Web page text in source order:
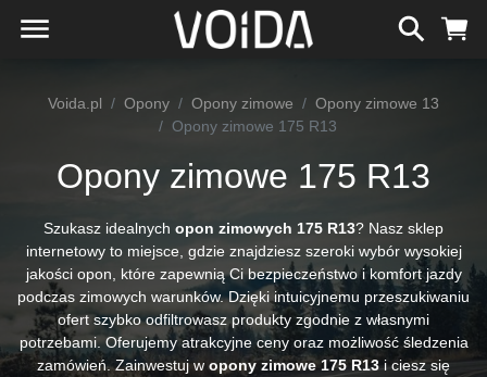
Voida.pl Opony Opony zimowe
Opony zimowe 13
Opony zimowe 175 R13
Opony zimowe 175 R13
Szukasz idealnych opon zimowych 175 R13? Nasz sklep
internetowy to miejsce, gdzie znajdziesz szeroki wybór wysokiej
jakości opon, które zapewnią Ci bezpieczeństwo i komfort jazdy
podczas zimowych warunków. Dzięki intuicyjnemu przeszukiwaniu
ofert szybko odfiltrowasz produkty zgodnie z własnymi
potrzebami. Oferujemy atrakcyjne ceny oraz możliwość śledzenia
zamówień. Zainwestuj w opony zimowe 175 R13i ciesz się